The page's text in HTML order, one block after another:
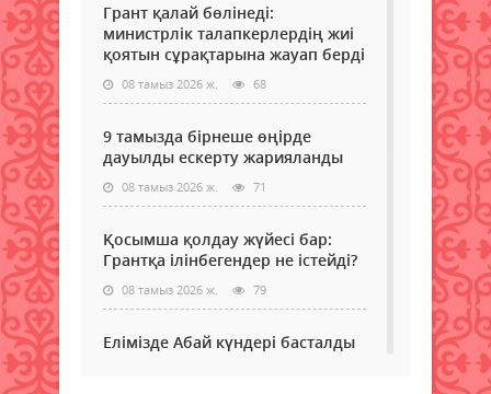
Грант қалай бөлінеді:
министрлік талапкерлердің жиі
қоятын сұрақтарына жауап берді
08 тамыз 2026 ж. 68
9 тамызда бірнеше өңірде
дауылды ескерту жарияланды
08 тамыз 2026 ж. 71
Қосымша қолдау жүйесі бар:
Грантқа ілінбегендер не істейді?
08 тамыз 2026 ж. 79
Елімізде Абай күндері басталды